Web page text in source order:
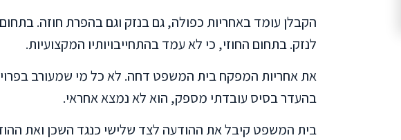
הקבלן עומד באחריות כפולה, גם בנזק וגם בהפרת חוזה.
לנזק. בתחום החוזי, כי לא עמד בהתחייבויותיו המקצועיות.
את אחריות המפקח בית המשפט דחה. לא כל מי שמעורב
בהעדר בסיס עובדתי מספק, הוא לא נמצא אחראי.
בית המשפט קיבל את ההודעה לצד שלישי כנגד השכן ואת